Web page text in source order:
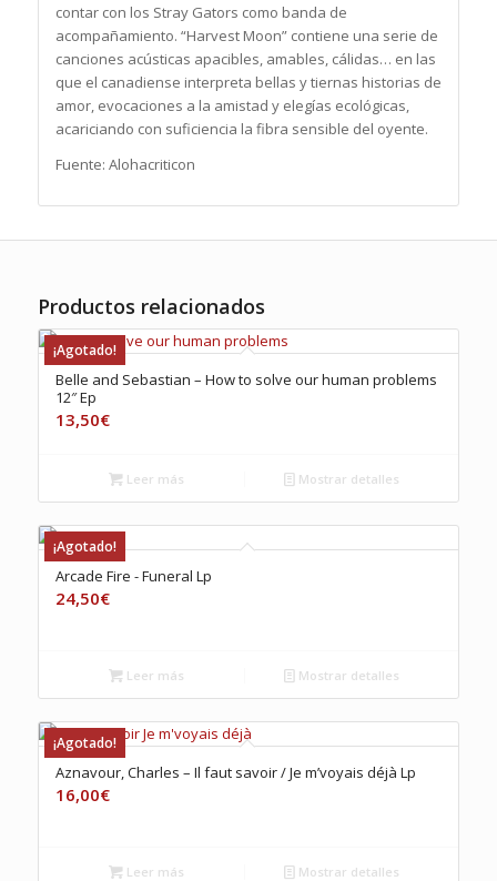
contar con los Stray Gators como banda de
acompañamiento. “Harvest Moon” contiene una serie de
canciones acústicas apacibles, amables, cálidas… en las
que el canadiense interpreta bellas y tiernas historias de
amor, evocaciones a la amistad y elegías ecológicas,
acariciando con suficiencia la fibra sensible del oyente.
Fuente: Alohacriticon
Productos relacionados
¡Agotado!
Belle and Sebastian – How to solve our human problems
12″ Ep
13,50€
Leer más Mostrar detalles
¡Agotado!
Arcade Fire ‎- Funeral Lp
24,50€
Leer más Mostrar detalles
¡Agotado!
Aznavour, Charles – Il faut savoir / Je m’voyais déjà Lp
16,00€
Leer más Mostrar detalles